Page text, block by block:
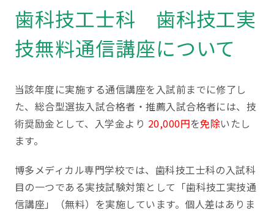
歯科技工士科 歯科技工実
技無料通信講座について
当該年度に実施する通信講座を入試前までに修了し
た、総合型選抜入試合格者・推薦入試合格者には、技
術奨励金として、入学金より 20,000円を免除いたし
ます。
博多メディカル専門学校では、歯科技工士科の入試科
目の一つである実技試験対策として「歯科技工実技通
信講座」（無料）を実施しています。個人差はありま